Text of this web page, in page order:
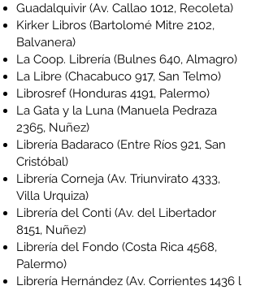
Guadalquivir (Av. Callao 1012, Recoleta)
Kirker Libros (Bartolomé Mitre 2102,
Balvanera)
La Coop. Librería (Bulnes 640, Almagro)
La Libre (Chacabuco 917, San Telmo)
Librosref(Honduras 4191, Palermo)
La Gata y la Luna (Manuela Pedraza
2365, Nuñez)
Librería Badaraco (Entre Ríos 921, San
Cristóbal)
Librería Corneja (Av. Triunvirato 4333,
Villa Urquiza)
Librería del Conti (Av. del Libertador
8151, Nuñez)
Librería del Fondo (Costa Rica 4568,
Palermo)
Librería Hernández (Av. Corrientes 1436 l